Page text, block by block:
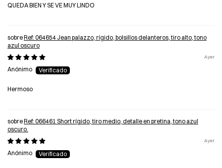
QUEDA BIEN Y SE VE MUY LINDO
Ref: 064654 Jean palazzo, rígido, bolsillos delanteros, tiro alto, tono
azul oscuro
Ayer
Anónimo
Hermoso
Ref: 066461 Short rígido, tiro medio, detalle en pretina, tono azul
oscuro.
Ayer
Anónimo